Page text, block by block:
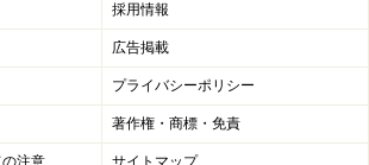
は、珍しいものではない。昨今のSUV
特に欧州市場ではミニバンの代わりを
ティカーとして７シーターSUVが人気
だ。日本でも、マツダのCX-5とCX-8が
で企画されている。
採用情報
広告掲載
プライバシーポリシー
著作権・商標・免責